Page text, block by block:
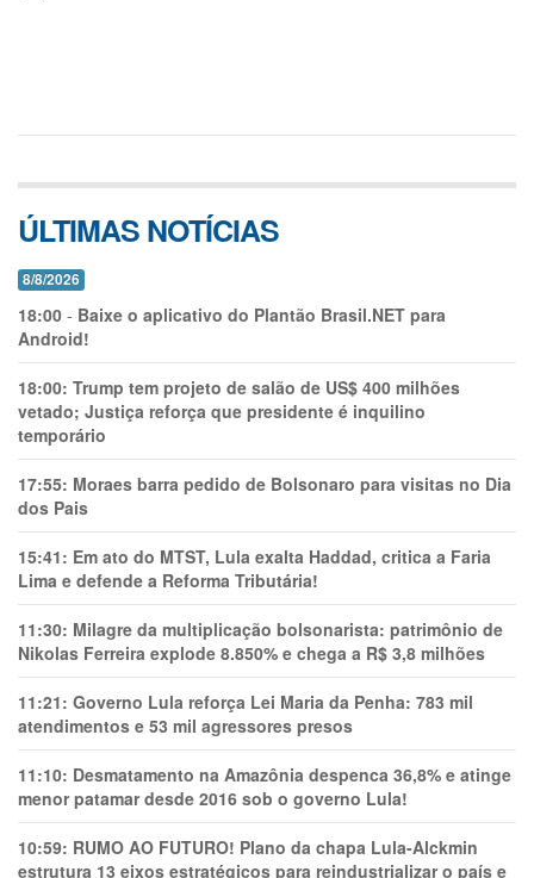
ÚLTIMAS NOTÍCIAS
8/8/2026
18:00 - Baixe o aplicativo do Plantão Brasil.NET para
Android!
18:00: Trump tem projeto de salão de US$ 400 milhões
vetado; Justiça reforça que presidente é inquilino
temporário
17:55: Moraes barra pedido de Bolsonaro para visitas no Dia
dos Pais
15:41: Em ato do MTST, Lula exalta Haddad, critica a Faria
Lima e defende a Reforma Tributária!
11:30: Milagre da multiplicação bolsonarista: patrimônio de
Nikolas Ferreira explode 8.850% e chega a R$ 3,8 milhões
11:21: Governo Lula reforça Lei Maria da Penha: 783 mil
atendimentos e 53 mil agressores presos
11:10: Desmatamento na Amazônia despenca 36,8% e atinge
menor patamar desde 2016 sob o governo Lula!
10:59: RUMO AO FUTURO! Plano da chapa Lula-Alckmin
estrutura 13 eixos estratégicos para reindustrializar o país e